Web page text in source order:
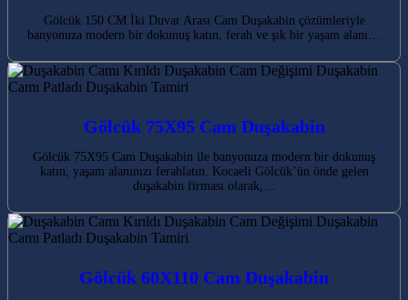
Gölcük 150 CM İki Duvar Arası Cam Duşakabin çözümleriyle
banyonuza modern bir dokunuş katın, ferah ve şık bir yaşam alanı…
Gölcük 75X95 Cam Duşakabin
Gölcük 75X95 Cam Duşakabin ile banyonuza modern bir dokunuş
katın, yaşam alanınızı ferahlatın. Kocaeli Gölcük’ün önde gelen
duşakabin firması olarak,…
Gölcük 60X110 Cam Duşakabin